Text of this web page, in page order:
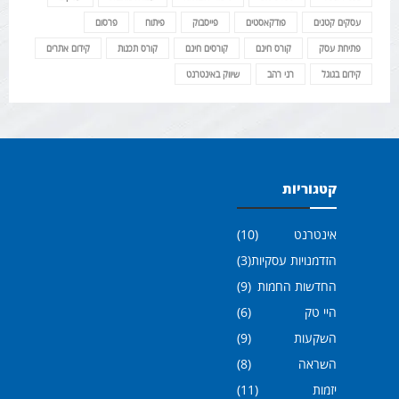
עסקים קטנים פודקאסטים פייסבוק פיתוח פרסום
פתיחת עסק קורס חינם קורסים חינם קורס תכנות קידום אתרים
קידום בגוגל רני רהב שיווק באינטרנט
קטגוריות
אינטרנט
(10)
הזדמנויות עסקיות(3)
החדשות החמות (9)
היי טק
(6)
השקעות
(9)
השראה
(8)
יזמות
(11)